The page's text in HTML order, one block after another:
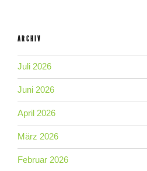
ARCHIV
Juli 2026
Juni 2026
April 2026
März 2026
Februar 2026